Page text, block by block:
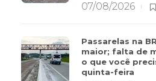
07/08/2026
Passarelas na
maior; falta de
o que você
quinta-feira